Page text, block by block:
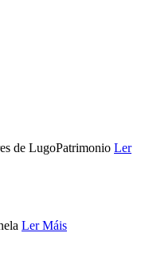
de LugoPatrimonio Ler
Ler Máis